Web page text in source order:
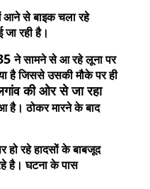
आने से बाइक चला रहे
जा रही है।
ने सामने से आ रहे लूना पर
है जिससे उसकी मौके पर ही
की ओर से जा रहा
है। ठोकर मारने के बाद
हो रहे हादसों के बाबजूद
है। घटना के पास